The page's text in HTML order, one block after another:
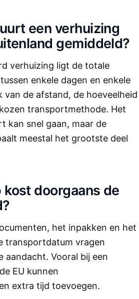
een verhuizing
gemiddeld?
verhuizing ligt de totale
enkele dagen en enkele
van de afstand, de hoeveelheid
transportmethode. Het
kan snel gaan, maar de
meestal het grootste deel
kost doorgaans de
het inpakken en het
transportdatum vragen
aandacht. Vooral bij een
EU kunnen
extra tijd toevoegen.